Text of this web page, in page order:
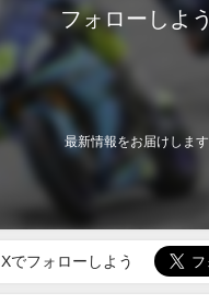
フォローしよう
最新情報をお届けします
Xでフォローしよう